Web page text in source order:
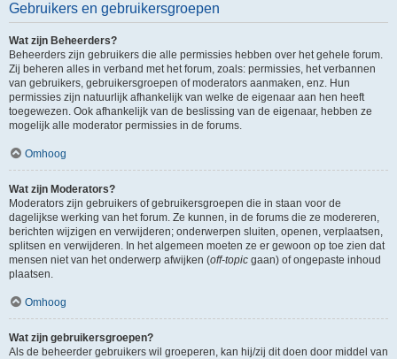
Gebruikers en gebruikersgroepen
Wat zijn Beheerders?
Beheerders zijn gebruikers die alle permissies hebben over het gehele forum.
Zij beheren alles in verband met het forum, zoals: permissies, het verbannen
van gebruikers, gebruikersgroepen of moderators aanmaken, enz. Hun
permissies zijn natuurlijk afhankelijk van welke de eigenaar aan hen heeft
toegewezen. Ook afhankelijk van de beslissing van de eigenaar, hebben ze
mogelijk alle moderator permissies in de forums.
Omhoog
Wat zijn Moderators?
Moderators zijn gebruikers of gebruikersgroepen die in staan voor de
dagelijkse werking van het forum. Ze kunnen, in de forums die ze modereren,
berichten wijzigen en verwijderen; onderwerpen sluiten, openen, verplaatsen,
splitsen en verwijderen. In het algemeen moeten ze er gewoon op toe zien dat
mensen niet van het onderwerp afwijken (off-topic gaan) of ongepaste inhoud
plaatsen.
Omhoog
Wat zijn gebruikersgroepen?
Als de beheerder gebruikers wil groeperen, kan hij/zij dit doen door middel van